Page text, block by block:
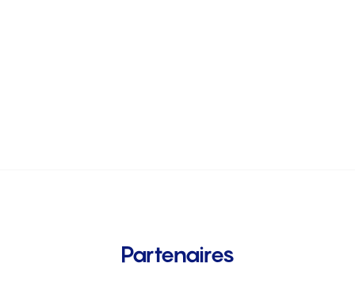
Partenaires